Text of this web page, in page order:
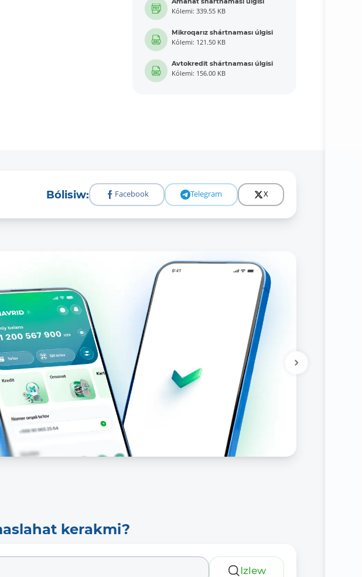
Kólemi: 339.55 KB
Mikroqarız shártnaması úlgisi
Kólemi: 121.50 KB
Avtokredit shártnaması úlgisi
Kólemi: 156.00 KB
Bólisiw: Facebook Telegram X
kerakmi?
Izlew